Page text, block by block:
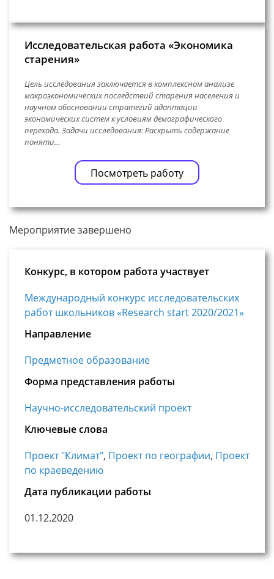
Исследовательская работа «Экономика
старения»
Цель исследования заключается в комплексном анализе
макроэкономических последствий старения населения и
научном обосновании стратегий адаптации
экономических систем к условиям демографического
перехода. Задачи исследования: Раскрыть содержание
поняти…
Посмотреть работу
Мероприятие завершено
Конкурс, в котором работа участвует
Международный конкурс исследовательских
работ школьников «Research start 2020/2021»
Направление
Предметное образование
Форма представления работы
Научно-исследовательский проект
Ключевые слова
Проект "Климат", Проект по географии, Проект
по краеведению
Дата публикации работы
01.12.2020